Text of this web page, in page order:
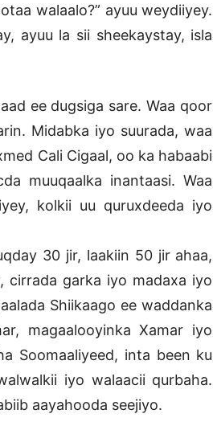
walaalo?” ayuu weydiiyey.
ayuu la sii sheekaystay, isla
ee dugsiga sare. Waa qoor
Midabka iyo suurada, waa
Cali Cigaal, oo ka habaabi
muuqaalka inantaasi. Waa
kolkii uu quruxdeeda iyo
30 jir, laakiin 50 jir ahaa,
cirrada garka iyo madaxa iyo
Shiikaago ee waddanka
magaalooyinka Xamar iyo
Soomaaliyeed, inta been ku
iyo walaacii qurbaha.
aayahooda seejiyo.